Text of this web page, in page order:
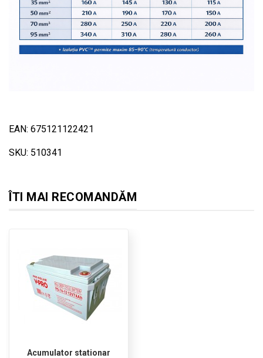
EAN: 675121122421
SKU: 510341
ÎTI MAI RECOMANDĂM
Acumulator stationar